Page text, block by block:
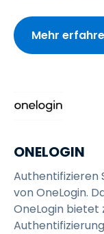
Mehr
ONELOGIN
Authentifizieren
von OneLogin.
OneLogin bietet